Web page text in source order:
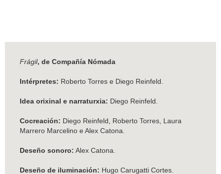
Frágil, de Compañía Nómada
Intérpretes: Roberto Torres e Diego Reinfeld.
Idea orixinal e narraturxia: Diego Reinfeld.
Cocreación: Diego Reinfeld, Roberto Torres, Laura
Marrero Marcelino e Alex Catona.
Deseño sonoro: Alex Catona.
Deseño de iluminación: Hugo Carugatti Cortes.